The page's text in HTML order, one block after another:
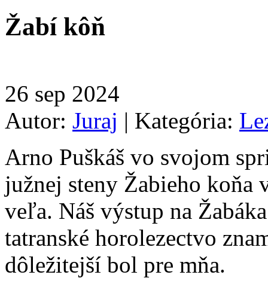
Žabí kôň
26 sep 2024
Autor: Juraj | Kategória:
Arno Puškáš vo svojom
južnej steny Žabieho koňa
veľa. Náš výstup na
tatranské horolezectvo
dôležitejší bol pre mňa.